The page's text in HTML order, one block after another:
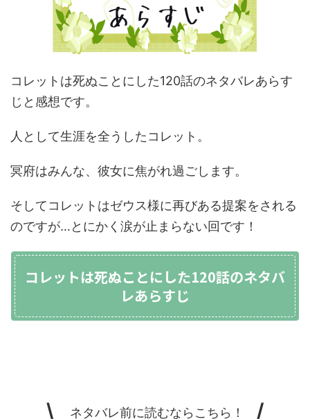
コレットは死ぬことにした120話のネタバレあらす
じと感想です。
人として生涯を全うしたコレット。
冥府はみんな、彼女に焦がれ過ごします。
そしてコレットはゼウス様に再びある提案をされる
のですが…とにかく涙が止まらない回です！
コレットは死ぬことにした120話のネタバ
レあらすじ
\ ネタバレ前に読むならこちら！ /